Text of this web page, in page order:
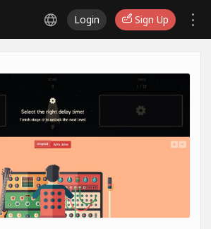
Login Sign Up